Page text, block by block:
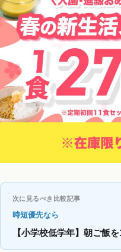
次に見るべき比較記事
時短優先なら
【小学校低学年】朝ご飯